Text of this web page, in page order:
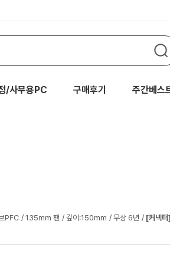
/사무용PC 구매후기 주간베스
PFC 135mm 팬 깊이:150mm 무상 6년
[커넥